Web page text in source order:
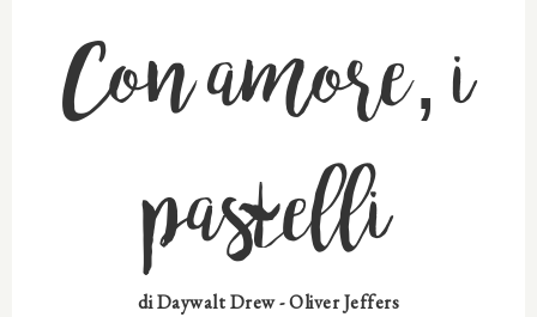
Con amore, i
pastelli
diDaywalt Drew - Oliver Jeffers